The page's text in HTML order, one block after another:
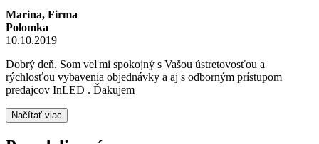
Marina, Firma
Polomka
10.10.2019
Dobrý deň. Som veľmi spokojný s Vašou ústretovosťou a
rýchlosťou vybavenia objednávky a aj s odborným prístupom
predajcov InLED . Ďakujem
Načítať viac